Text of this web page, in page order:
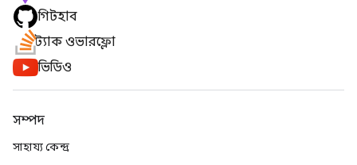
গিটহাব
স্ট্যাক ওভারফ্লো
ভিডিও
সম্পদ
সাহায্য কেন্দ্র